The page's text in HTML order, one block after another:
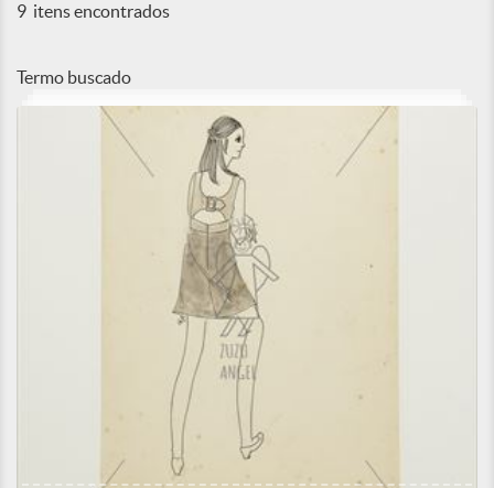
9 itens encontrados
Termo buscado